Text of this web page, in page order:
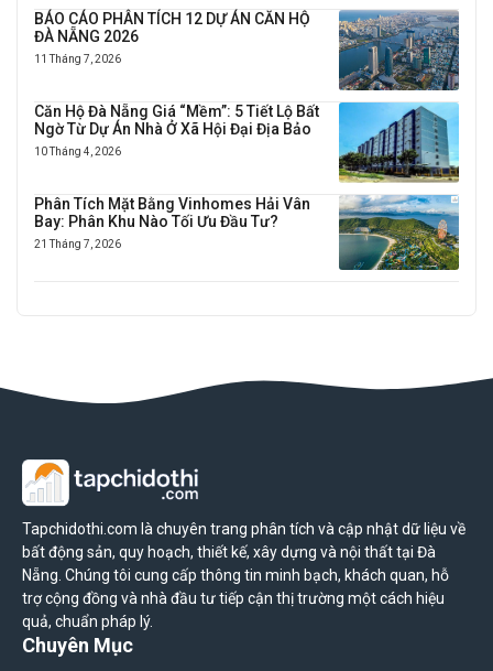
BÁO CÁO PHÂN TÍCH 12 DỰ ÁN CĂN HỘ
ĐÀ NẴNG 2026
11 Tháng 7, 2026
Căn Hộ Đà Nẵng Giá “Mềm”: 5 Tiết Lộ Bất
Ngờ Từ Dự Án Nhà Ở Xã Hội Đại Địa Bảo
10 Tháng 4, 2026
Phân Tích Mặt Bằng Vinhomes Hải Vân
Bay: Phân Khu Nào Tối Ưu Đầu Tư?
21 Tháng 7, 2026
Tapchidothi.com là chuyên trang phân tích và cập nhật dữ liệu về
bất động sản, quy hoạch, thiết kế, xây dựng và nội thất tại Đà
Nẵng. Chúng tôi cung cấp thông tin minh bạch, khách quan, hỗ
trợ cộng đồng và nhà đầu tư tiếp cận thị trường một cách hiệu
quả, chuẩn pháp lý.
Chuyên Mục